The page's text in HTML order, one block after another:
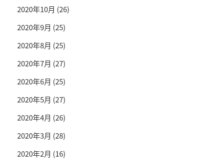
2020年10月 (26)
2020年9月 (25)
2020年8月 (25)
2020年7月 (27)
2020年6月 (25)
2020年5月 (27)
2020年4月 (26)
2020年3月 (28)
2020年2月 (16)